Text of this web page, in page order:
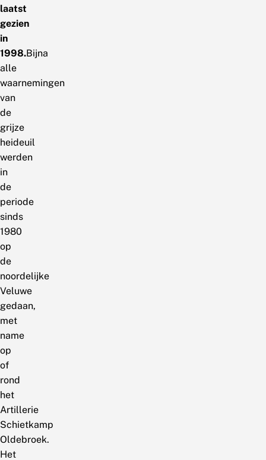
laatst
gezien
in
1998.Bijna
alle
waarnemingen
van
de
grijze
heideuil
werden
in
de
periode
sinds
1980
op
de
noordelijke
Veluwe
gedaan,
met
name
op
of
rond
het
Artillerie
Schietkamp
Oldebroek.
Het